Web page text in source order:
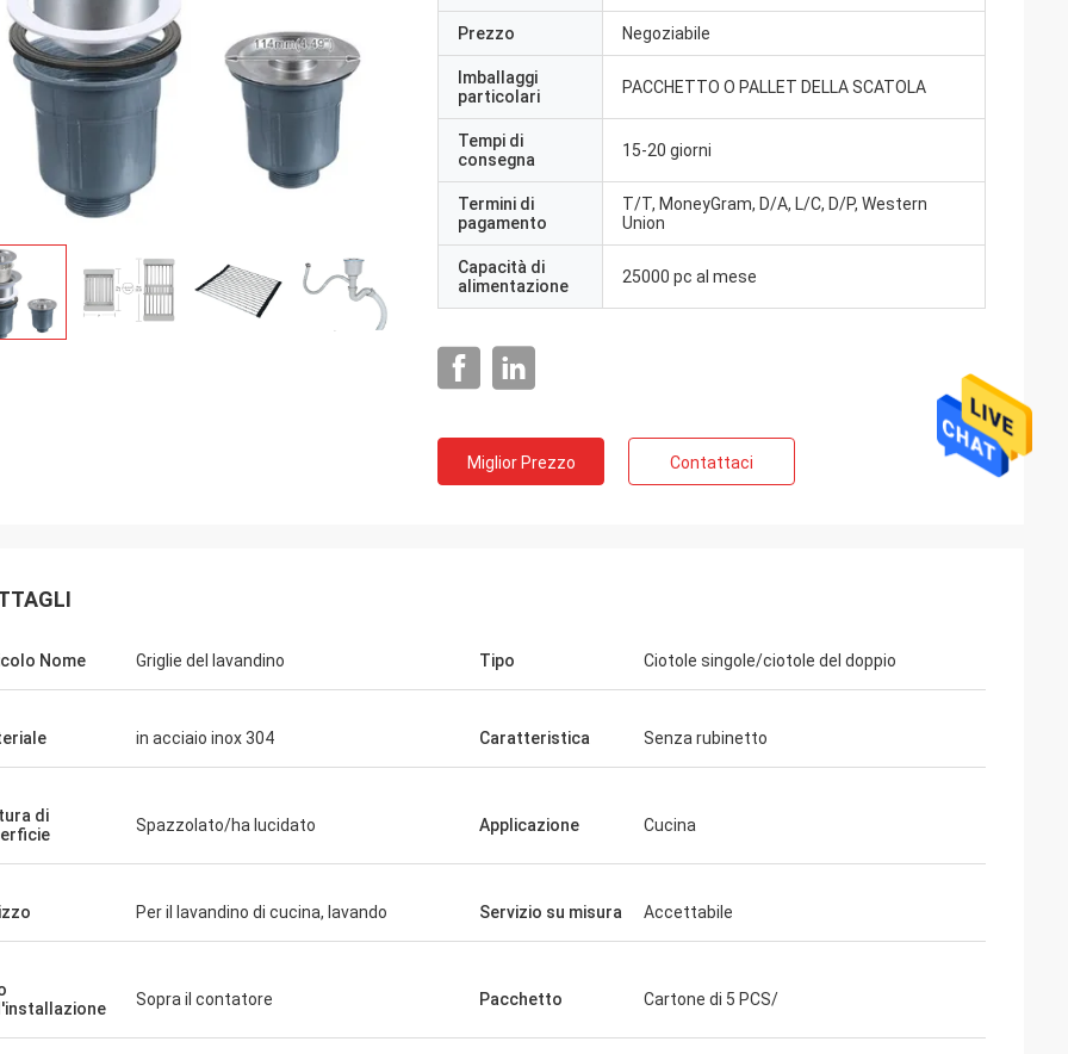
Prezzo Negoziabile
Imballaggi
particolari
PACCHETTO O PALLET DELLA SCATOLA
Tempi di
consegna
15-20 giorni
Termini di
pagamento
T/T, MoneyGram, D/A, L/C, D/P, Western
Union
Capacità di
alimentazione
25000 pc al mese
Miglior Prezzo Contattaci
Nome Griglie del lavandino Tipo Ciotole singole/ciotole del doppio
in acciaio inox 304 Caratteristica Senza rubinetto
di
Spazzolato/ha lucidato Applicazione Cucina
Per il lavandino di cucina, lavando Servizio su misura Accettabile
Sopra il contatore Pacchetto Cartone di 5 PCS/